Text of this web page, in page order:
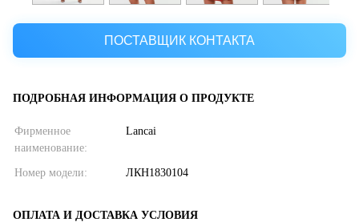
ПОСТАВЩИК КОНТАКТА
ПОДРОБНАЯ ИНФОРМАЦИЯ О ПРОДУКТЕ
Фирменное
наименование:
Lancai
Номер модели: ЛКН1830104
ОПЛАТА И ДОСТАВКА УСЛОВИЯ